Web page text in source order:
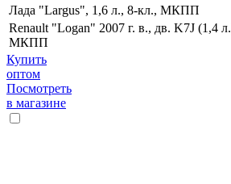
Лада "Largus", 1,6 л., 8-кл., МКПП
Renault "Logan" 2007 г. в., дв. K7J (1,4
МКПП
Купить
оптом
Посмотреть
в магазине